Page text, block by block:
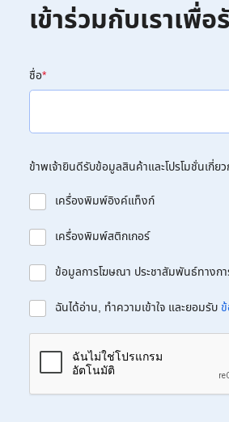
เข้าร่วมกับเราเพื่
ชื่อ*
ข้าพเจ้ายินดีรับข้อมูลสินค้าและโปรโมชั่นเกี่
เครื่องพิมพ์อิงค์แท็งก์
เครื่องพิมพ์สติกเกอร์
ข้อมูลการโฆษณา ประชาสัมพันธ์ทางก
ฉันได้อ่าน, ทำความเข้าใจ และยอมรับ